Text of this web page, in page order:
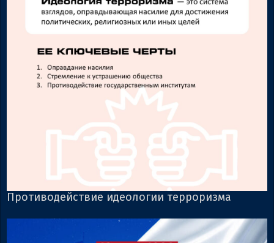
Противодействие идеологии терроризма